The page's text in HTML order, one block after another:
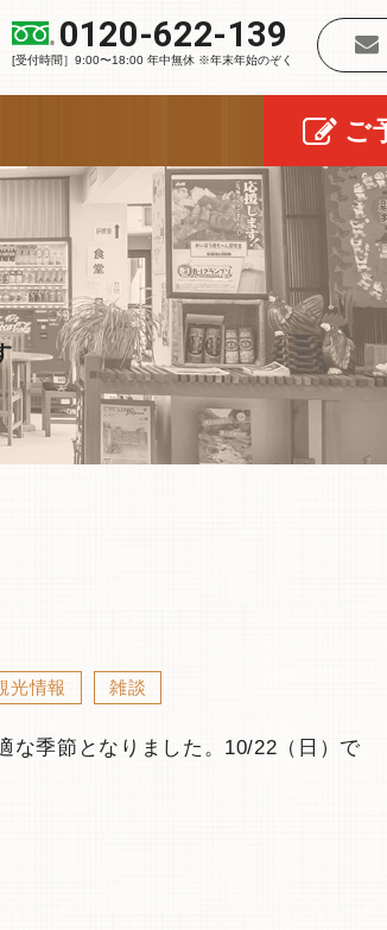
0120-622-139
[受付時間］9:00〜18:00 年中無休 ※年末年始のぞく
ご
光情報 雑談
季節となりました。10/22（日）で